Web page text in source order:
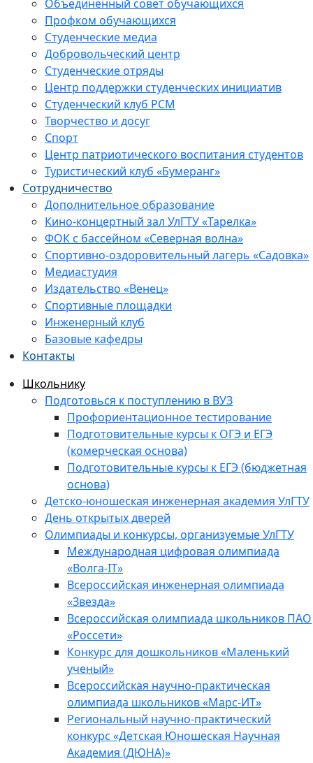
Объединенный совет обучающихся
Профком обучающихся
Студенческие медиа
Добровольческий центр
Студенческие отряды
Центр поддержки студенческих инициатив
Студенческий клуб РСМ
Творчество и досуг
Спорт
Центр патриотического воспитания студентов
Туристический клуб «Бумеранг»
Сотрудничество
Дополнительное образование
Кино-концертный зал УлГТУ «Тарелка»
ФОК с бассейном «Северная волна»
Спортивно-оздоровительный лагерь «Садовка»
Медиастудия
Издательство «Венец»
Спортивные площадки
Инженерный клуб
Базовые кафедры
Контакты
Школьнику
Подготовься к поступлению в ВУЗ
Профориентационное тестирование
Подготовительные курсы к ОГЭ и ЕГЭ
(комерческая основа)
Подготовительные курсы к ЕГЭ (бюджетная
основа)
Детско-юношеская инженерная академия УлГТУ
День открытых дверей
Олимпиады и конкурсы, организуемые УлГТУ
Международная цифровая олимпиада
«Волга-IT»
Всероссийская инженерная олимпиада
«Звезда»
Всероссийская олимпиада школьников ПАО
«Россети»
Конкурс для дошкольников «Маленький
ученый»
Всероссийская научно-практическая
олимпиада школьников «Марс-ИТ»
Региональный научно-практический
конкурс «Детская Юношеская Научная
Академия (ДЮНА)»